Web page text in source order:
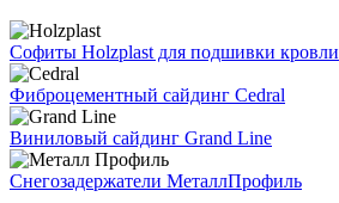
Софиты Holzplast для подшивки кровли
Фиброцементный сайдинг Cedral
Виниловый сайдинг Grand Line
Снегозадержатели МеталлПрофиль